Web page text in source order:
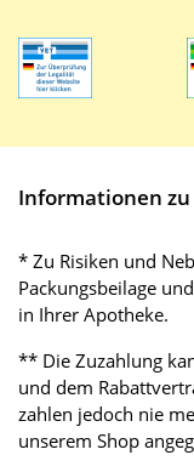
Informationen zu
* Zu Risiken und
Packungsbeilage
in Ihrer Apotheke.
** Die Zuzahlung
und dem
zahlen jedoch nie
unserem Shop